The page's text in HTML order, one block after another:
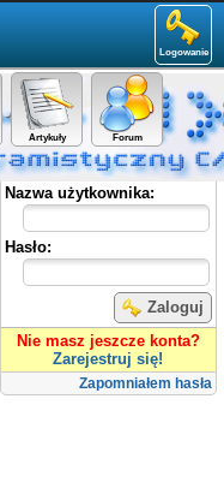
Logowanie
Artykuły Forum
Panel użytkownika
Nazwa użytkownika:
Hasło:
Zaloguj
Nie masz jeszcze konta?
Zarejestruj się!
Zapomniałem hasła